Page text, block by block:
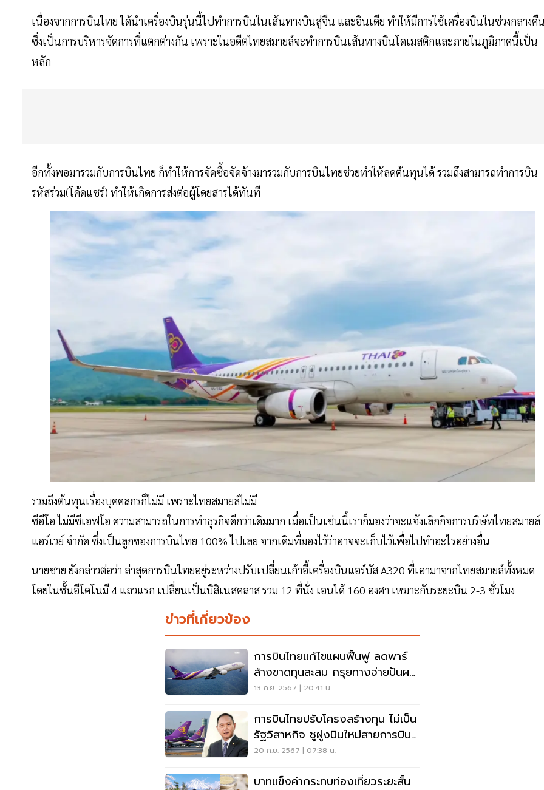
เนื่องจากการบินไทย ได้นำเครื่องบินรุ่นนี้ไปทำการบินในเส้นทางบินสู่จีน และอินเดีย ทำให้มีการใช้เครื่องบินในช่วงกลางคื
ซึ่งเป็นการบริหารจัดการที่แตกต่างกัน เพราะในอดีตไทยสมายล์จะทำการบินเส้นทางบินโดเมสติกและภายในภูมิภาคนี้เป็น
หลัก
อีกทั้งพอมารวมกับการบินไทย ก็ทำให้การจัดซื้อจัดจ้างมารวมกับการบินไทยช่วยทำให้ลดต้นทุนได้ รวมถึงสามารถทำการบิน
รหัสร่วม(โค้ดแชร์) ทำให้เกิดการส่งต่อผู้โดยสารได้ทันที
รวมถึงต้นทุนเรื่องบุคคลกรก็ไม่มี เพราะไทยสมายล์ไม่มี
ซีอีโอ ไม่มีซีเอฟโอ ความสามารถในการทำธุรกิจดีกว่าเดิมมาก เมื่อเป็นเช่นนี้เราก็มองว่าจะแจ้งเลิกกิจการบริษัทไทยสมายล์
แอร์เวย์ จำกัด ซึ่งเป็นลูกของการบินไทย 100% ไปเลย จากเดิมที่มองไว้ว่าอาจจะเก็บไว้เพื่อไปทำอะไรอย่างอื่น
นายชาย ยังกล่าวต่อว่า ล่าสุดการบินไทยอยู่ระหว่างปรับเปลี่ยนเก้าอี้เครื่องบินแอร์บัส A320 ที่เอามาจากไทยสมายล์ทั้งหมด
โดยในชั้นอีโคโนมี 4 แถวแรก เปลี่ยนเป็นบิสิเนสคลาส รวม 12 ที่นั่ง เอนได้ 160 องศา เหมาะกับระยะบิน 2-3 ชั่วโมง
ข่าวที่เกี่ยวข้อง
การบินไทยแก้ไขแผนฟื้นฟู ลดพาร์
ล้างขาดทุนสะสม กรุยทางจ่ายปันผล
ดูดนักลงทุน
13 ก.ย. 2567 | 20:41 น.
การบินไทยปรับโครงสร้างทุน ไม่เป็น
รัฐวิสาหกิจ ชูฝูงบินใหม่สายการบิน
ชั้นนำ
20 ก.ย. 2567 | 07:38 น.
บาทแข็งค่ากระทบท่องเที่ยวระยะสั้น